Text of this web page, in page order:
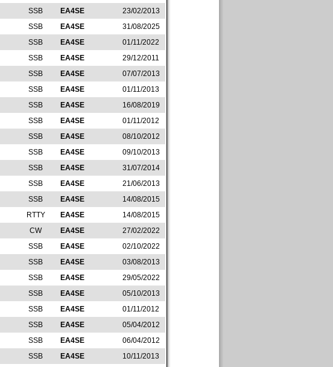
SSB EA4SE
23/02/2013
SSB EA4SE
31/08/2025
SSB EA4SE
01/11/2022
SSB EA4SE
29/12/2011
SSB EA4SE
07/07/2013
SSB EA4SE
01/11/2013
SSB EA4SE
16/08/2019
SSB EA4SE
01/11/2012
SSB EA4SE
08/10/2012
SSB EA4SE
09/10/2013
SSB EA4SE
31/07/2014
SSB EA4SE
21/06/2013
SSB EA4SE
14/08/2015
RTTY EA4SE
14/08/2015
CW EA4SE
27/02/2022
SSB EA4SE
02/10/2022
SSB EA4SE
03/08/2013
SSB EA4SE
29/05/2022
SSB EA4SE
05/10/2013
SSB EA4SE
01/11/2012
SSB EA4SE
05/04/2012
SSB EA4SE
06/04/2012
SSB EA4SE
10/11/2013